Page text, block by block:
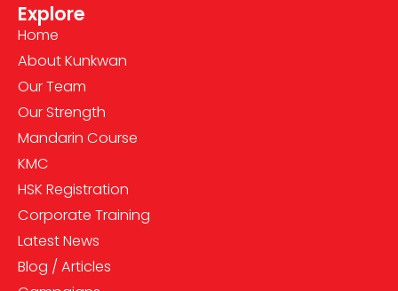
Explore
Home
About Kunkwan
Our Team
Our Strength
Mandarin Course
KMC
HSK Registration
Corporate Training
Latest News
Blog / Articles